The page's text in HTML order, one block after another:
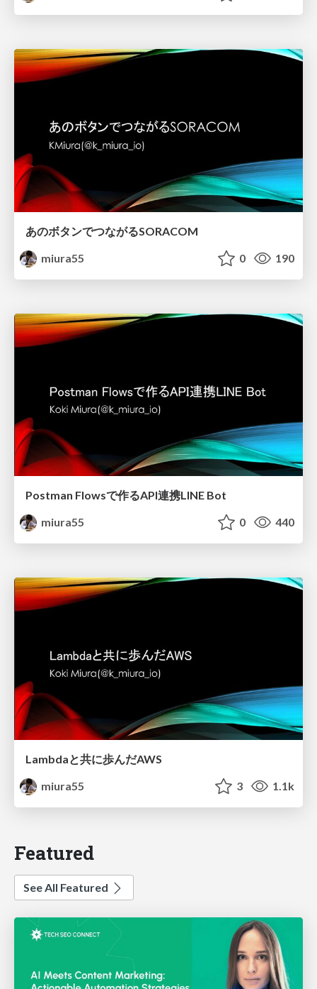
あのボタンでつながるSORACOM
miura55
0 190
Postman Flowsで作るAPI連携LINE Bot
miura55
0 440
Lambdaと共に歩んだAWS
miura55
3 1.1k
Featured
See All Featured